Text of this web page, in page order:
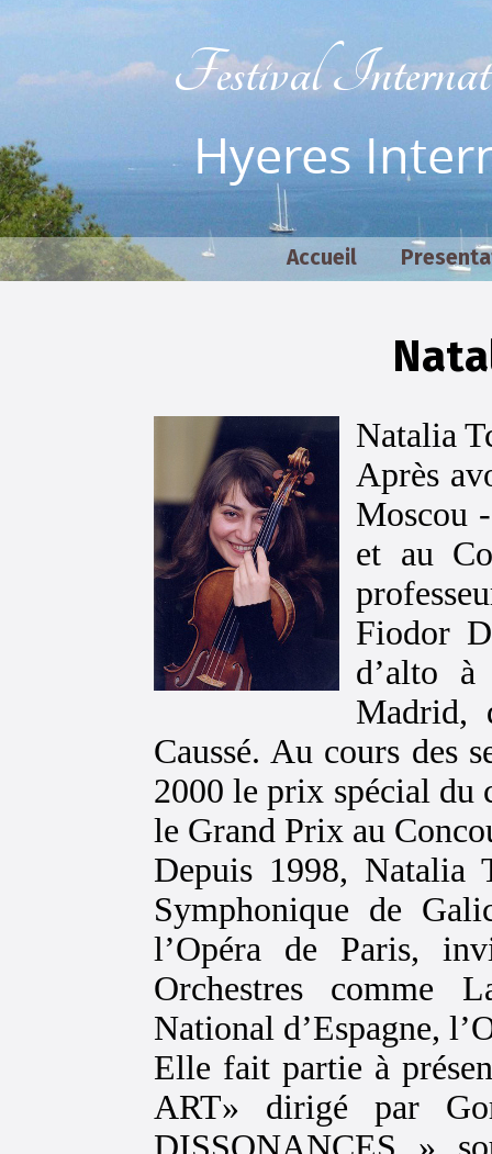
Festival
Hyeres
Accueil
Natalia
Après
Moscou
et au
Fiodor
d’alto
Madrid,
Caussé. Au cours des
2000 le prix spécial du
le Grand Prix au
Depuis 1998, Natalia
Symphonique de
l’Opéra de Paris,
Orchestres comme
National d’Espagne,
Elle fait partie à
ART» dirigé par